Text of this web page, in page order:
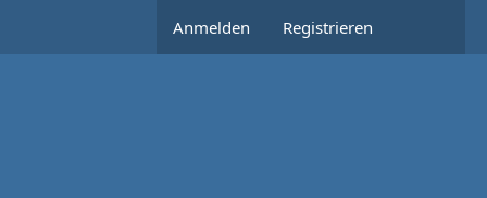
Anmelden Registrieren